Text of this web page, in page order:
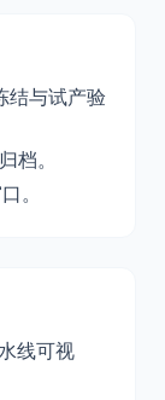
结与试产验
档。
。
线可视